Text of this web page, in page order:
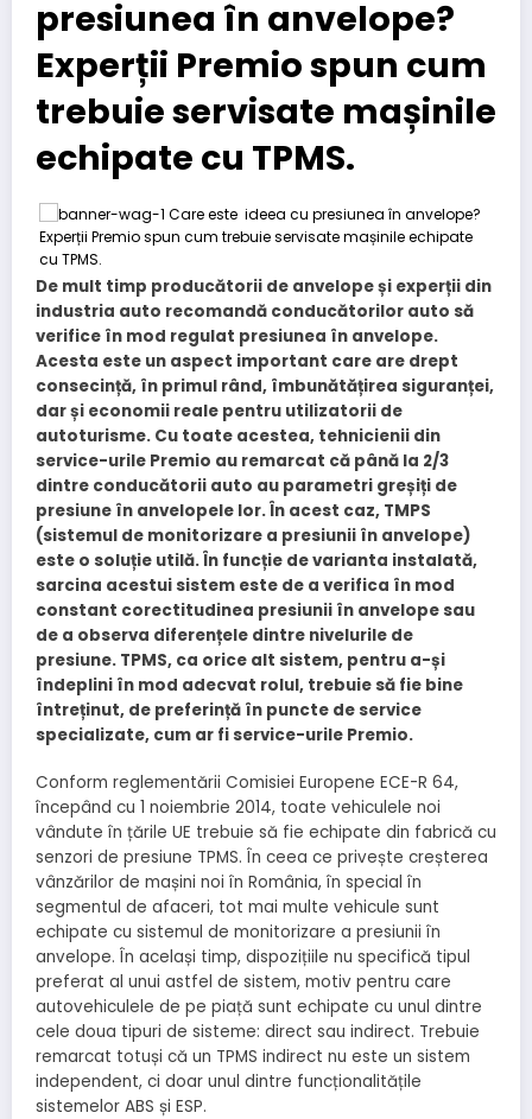
presiunea în anvelope?
Experții Premio spun cum
trebuie servisate mașinile
echipate cu TPMS.
De mult timp producătorii de anvelope și experții din
industria auto recomandă conducătorilor auto să
verifice în mod regulat presiunea în anvelope.
Acesta este un aspect important care are drept
consecință, în primul rând, îmbunătățirea siguranței,
dar și economii reale pentru utilizatorii de
autoturisme. Cu toate acestea, tehnicienii din
service-urile Premio au remarcat că până la 2/3
dintre conducătorii auto au parametri greșiți de
presiune în anvelopele lor. În acest caz, TMPS
(sistemul de monitorizare a presiunii în anvelope)
este o soluție utilă. În funcție de varianta instalată,
sarcina acestui sistem este de a verifica în mod
constant corectitudinea presiunii în anvelope sau
de a observa diferențele dintre nivelurile de
presiune. TPMS, ca orice alt sistem, pentru a-și
îndeplini în mod adecvat rolul, trebuie să fie bine
întreținut, de preferință în puncte de service
specializate, cum ar fi service-urile Premio.
Conform reglementării Comisiei Europene ECE-R 64,
începând cu 1 noiembrie 2014, toate vehiculele noi
vândute în țările UE trebuie să fie echipate din fabrică cu
senzori de presiune TPMS. În ceea ce privește creșterea
vânzărilor de mașini noi în România, în special în
segmentul de afaceri, tot mai multe vehicule sunt
echipate cu sistemul de monitorizare a presiunii în
anvelope. În același timp, dispozițiile nu specifică tipul
preferat al unui astfel de sistem, motiv pentru care
autovehiculele de pe piață sunt echipate cu unul dintre
cele doua tipuri de sisteme: direct sau indirect. Trebuie
remarcat totuși că un TPMS indirect nu este un sistem
independent, ci doar unul dintre funcționalitățile
sistemelor ABS și ESP.